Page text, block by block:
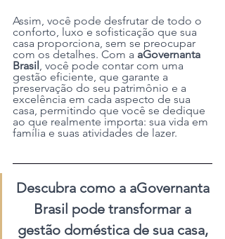
Assim, você pode desfrutar de todo o
conforto, luxo e sofisticação que sua
casa proporciona, sem se preocupar
com os detalhes. Com a aGovernanta
Brasil , você pode contar com uma
gestão eficiente, que garante a
preservação do seu patrimônio e a
excelência em cada aspecto de sua
casa, permitindo que você se dedique
ao que realmente importa: sua vida em
família e suas atividades de lazer.
Descubra como a aGovernanta
Brasil pode transformar a
gestão doméstica de sua casa,